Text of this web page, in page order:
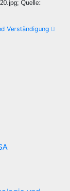
Quelle:
Verständigung